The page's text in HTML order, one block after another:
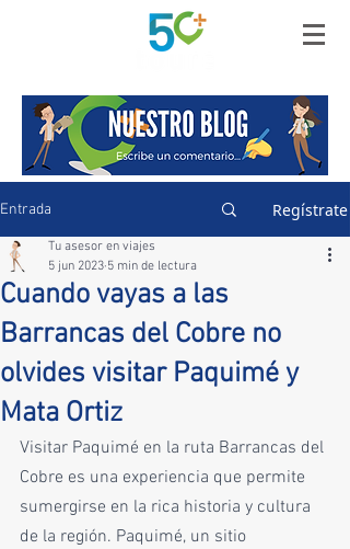
Entrada Regístrate
Cuando vayas a las
Barrancas del Cobre no
olvides visitar Paquimé y
Mata Ortiz
Tu asesor en viajes
5 jun 2023 5 min de lectura
Visitar Paquimé en la ruta Barrancas del
Cobre es una experiencia que permite
sumergirse en la rica historia y cultura
de la región. Paquimé, un sitio